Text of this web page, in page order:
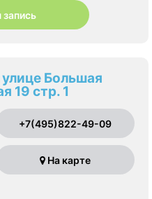
запись
Большая
19 стр. 1
+7(495)822-49-09
На карте